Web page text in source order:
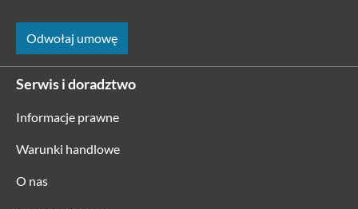
Odwołaj umowę
Serwis i doradztwo
Informacje prawne
Warunki handlowe
O nas